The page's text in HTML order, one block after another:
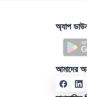
অ্যাপ
আমাদের